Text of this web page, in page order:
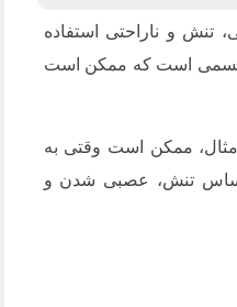
و ناراحتی استفاده
است که ممکن است
ممکن است وقتی به
تنش، عصبی شدن و